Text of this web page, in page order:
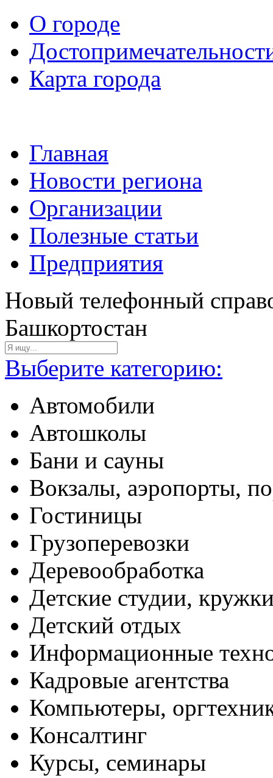
О городе
Карта города
Главная
Новости региона
Организации
Полезные статьи
Предприятия
Новый телефонный
Башкортостан
Выберите категорию:
Автомобили
Автошколы
Бани и сауны
Вокзалы, аэропорты,
Гостиницы
Грузоперевозки
Деревообработка
Детские студии,
Детский отдых
Информационные
Кадровые агентства
Компьютеры,
Консалтинг
Курсы, семинары